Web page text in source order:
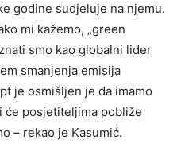
godine sudjeluje na njemu.
mi kažemo, „green
smo kao globalni lider
smanjenja emisija
je osmišljen je da imamo
posjetiteljima pobliže
– rekao je Kasumić.